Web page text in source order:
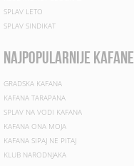
SPLAV LETO
SPLAV SINDIKAT
najpopularnije kafane
GRADSKA KAFANA
KAFANA TARAPANA
SPLAV NA VODI KAFANA
KAFANA ONA MOJA
KAFANA SIPAJ NE PITAJ
KLUB NARODNJAKA